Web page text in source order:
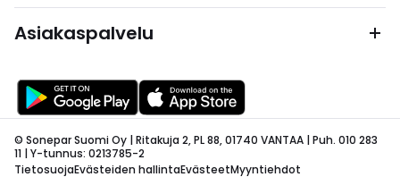
Asiakaspalvelu
© Sonepar Suomi Oy | Ritakuja 2, PL 88, 01740 VANTAA | Puh. 010 283
11 | Y-tunnus: 0213785-2
TietosuojaEvästeiden hallintaEvästeetMyyntiehdot